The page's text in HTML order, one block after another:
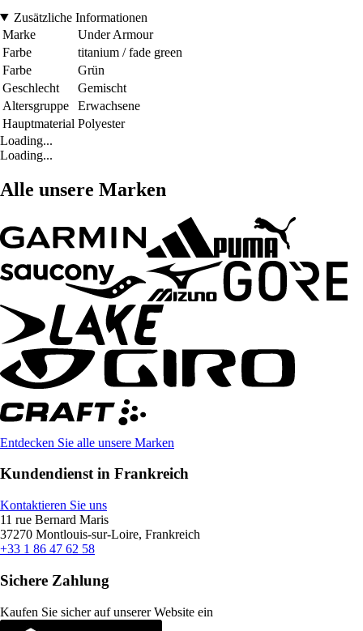
Zusätzliche Informationen
Marke
Under Armour
Farbe
titanium / fade green
Farbe
Grün
Geschlecht
Gemischt
Altersgruppe
Erwachsene
Hauptmaterial Polyester
Loading...
Loading...
Alle unsere Marken
Entdecken Sie alle unsere Marken
Kundendienst in Frankreich
Kontaktieren Sie uns
11 rue Bernard Maris
37270 Montlouis-sur-Loire, Frankreich
+33 1 86 47 62 58
Sichere Zahlung
Kaufen Sie sicher auf unserer Website ein